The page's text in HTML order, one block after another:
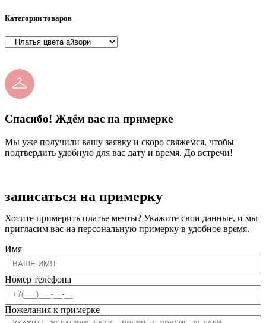
Категории товаров
Спасибо! Ждём вас на примерке
Мы уже получили вашу заявку и скоро свяжемся, чтобы
подтвердить удобную для вас дату и время. До встречи!
записаться на примерку
Хотите примерить платье мечты? Укажите свои данные, и мы
пригласим вас на персональную примерку в удобное время.
Имя
Номер телефона
Пожелания к примерке